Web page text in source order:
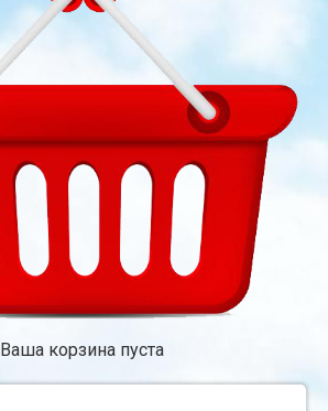
Ваша корзина пуста